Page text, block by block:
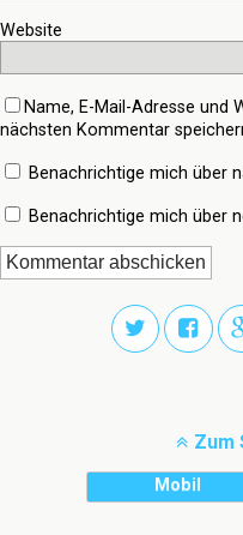
Website
Name, E-Mail-Adresse und
nächsten Kommentar
Benachrichtige mich über
Benachrichtige mich über
Zum
Mobil